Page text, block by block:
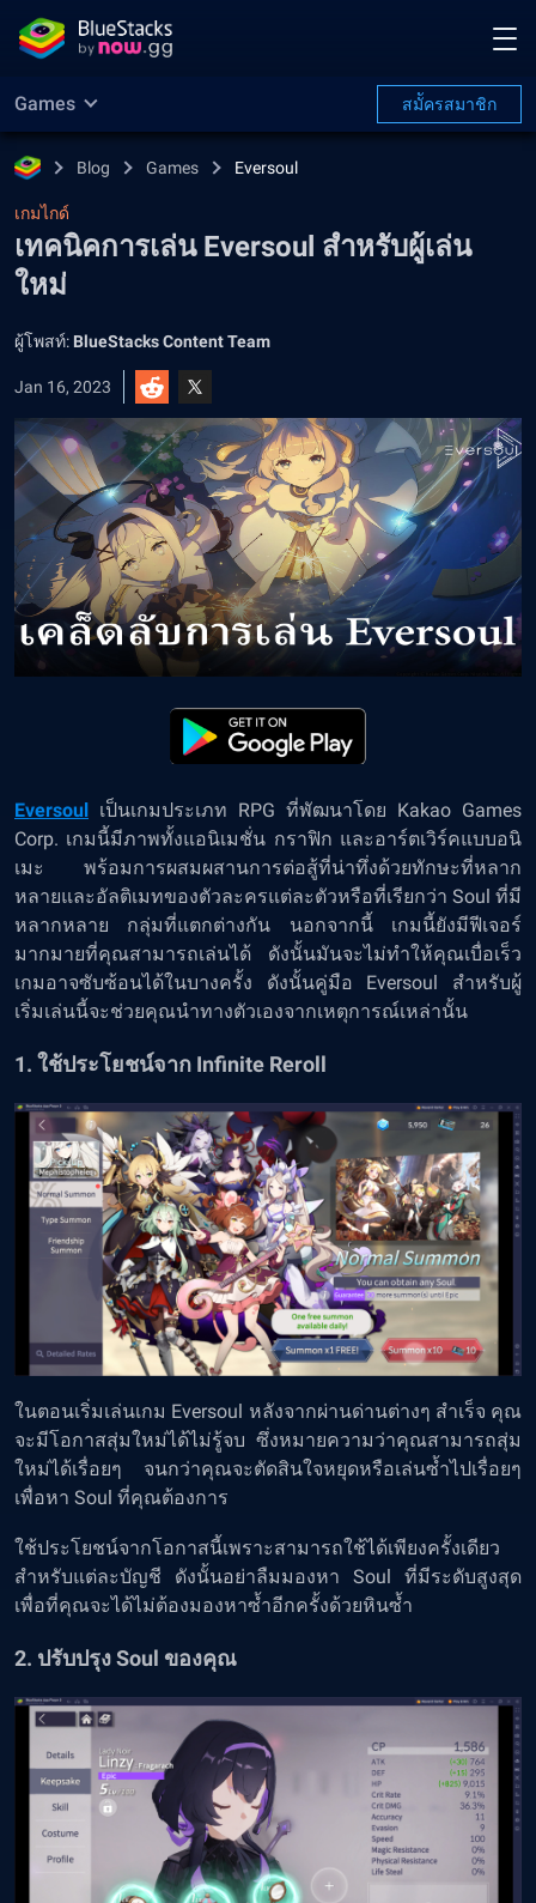
Games สมััครสมาชิก
Blog Games Eversoul
เกมไกด์
เทคนิคการเล่น Eversoul สำหรับผู้เล่น
ใหม่
ผู้โพสท์: BlueStacks Content Team
Jan 16, 2023
Eversoul เป็นเกมประเภท RPG ที่พัฒนาโดย Kakao Games
Corp. เกมนี้มีภาพทั้งแอนิเมชั่น กราฟิก และอาร์ตเวิร์คแบบอนิ
เมะ พร้อมการผสมผสานการต่อสู้ที่น่าทึ่งด้วยทักษะที่หลาก
หลายและอัลติเมทของตัวละครแต่ละตัวหรือที่เรียกว่า Soul ที่มี
หลากหลาย กลุ่มที่แตกต่างกัน นอกจากนี้ เกมนี้ยังมีฟีเจอร์
มากมายที่คุณสามารถเล่นได้ ดังนั้นมันจะไม่ทำให้คุณเบื่อเร็ว
เกมอาจซับซ้อนได้ในบางครั้ง ดังนั้นคู่มือ Eversoul สำหรับผู้
เริ่มเล่นนี้จะช่วยคุณนำทางตัวเองจากเหตุการณ์เหล่านั้น
1. ใช้ประโยชน์จาก Infinite Reroll
ในตอนเริ่มเล่นเกม Eversoul หลังจากผ่านด่านต่างๆ สำเร็จ คุณ
จะมีโอกาสสุ่มใหม่ได้ไม่รู้จบ ซึ่งหมายความว่าคุณสามารถสุ่ม
ใหม่ได้เรื่อยๆ จนกว่าคุณจะตัดสินใจหยุดหรือเล่นซ้ำไปเรื่อยๆ
เพื่อหา Soul ที่คุณต้องการ
ใช้ประโยชน์จากโอกาสนี้เพราะสามารถใช้ได้เพียงครั้งเดียว
สำหรับแต่ละบัญชี ดังนั้นอย่าลืมมองหา Soul ที่มีระดับสูงสุด
เพื่อที่คุณจะได้ไม่ต้องมองหาซ้ำอีกครั้งด้วยหินซ้ำ
2. ปรับปรุง Soul ของคุณ